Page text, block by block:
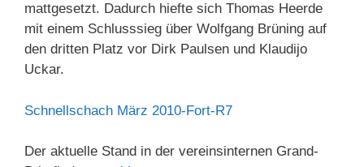
mattgesetzt. Dadurch hiefte sich Thomas Heerde
mit einem Schlusssieg über Wolfgang Brüning auf
den dritten Platz vor Dirk Paulsen und Klaudijo
Uckar.
Schnellschach März 2010-Fort-R7
Der aktuelle Stand in der vereinsinternen Grand-